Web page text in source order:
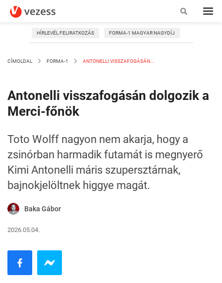
HÍRLEVÉL FELIRATKOZÁS FORMA-1 MAGYAR NAGYDÍJ
CÍMOLDAL FORMA-1 ANTONELLI VISSZAFOGÁSÁN...
Antonelli visszafogásán dolgozik a
Merci-főnök
Toto Wolff nagyon nem akarja, hogy a
zsinórban harmadik futamát is megnyerő
Kimi Antonelli máris szupersztárnak,
bajnokjelöltnek higgye magát.
Baka Gábor
2026.05.04.